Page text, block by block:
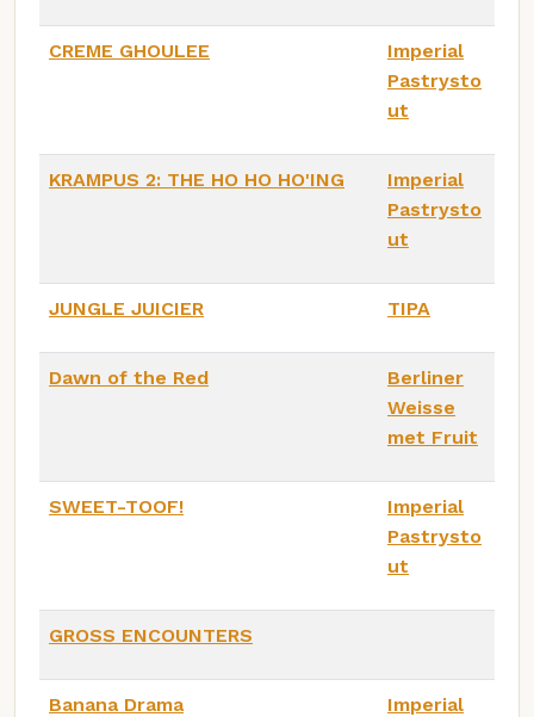
CREME GHOULEE
Imperial
Pastrysto
ut
KRAMPUS 2: THE HO HO HO'ING
Imperial
Pastrysto
ut
JUNGLE JUICIER TIPA
Dawn of the Red
Berliner
Weisse
met Fruit
SWEET-TOOF!
Imperial
Pastrysto
ut
GROSS ENCOUNTERS
Banana Drama
Imperial